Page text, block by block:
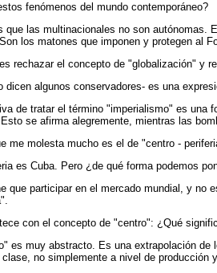
fenómenos del mundo contemporáneo?
que las multinacionales no son
los matones que imponen y protegen al
rechazar el concepto de "globalización" y
dicen algunos conservadores- es una
de tratar el término "imperialismo" es una
se afirma alegremente, mientras las
me molesta mucho es el de "centro -
es Cuba. Pero ¿de qué forma podemos
que participar en el mercado mundial, y
con el concepto de "centro": ¿Qué
es muy abstracto. Es una extrapolación
clase, no simplemente a nivel de producción